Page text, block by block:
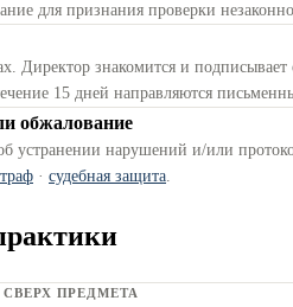
для признания проверки
Директор знакомится и подписывает
15 дней направляются
обжалование
устранении нарушений и/или
· судебная защита.
ПРЕДМЕТА